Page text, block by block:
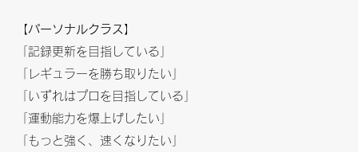
【パーソナルクラス 】
「記録更新を目指している」
「レギュラーを勝ち取りたい」
「いずれはプロを目指している」
「運動能力を爆上げしたい」
「もっと強く、速くなりたい」